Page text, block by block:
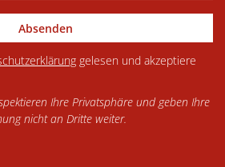
Absenden
gelesen und akzeptiere
Ihre Privatsphäre und geben Ihre
nicht an Dritte weiter.